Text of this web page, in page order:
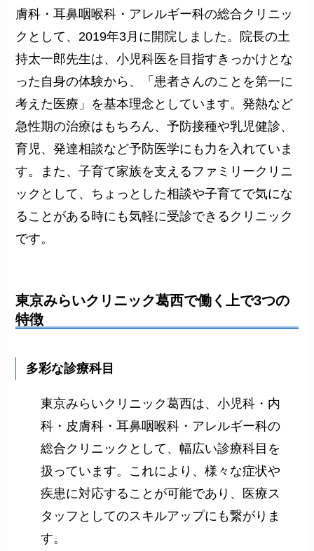
膚科・耳鼻咽喉科・アレルギー科の総合クリニッ
クとして、2019年3月に開院しました。院長の土
持太一郎先生は、小児科医を目指すきっかけとな
った自身の体験から、「患者さんのことを第一に
考えた医療」を基本理念としています。発熱など
急性期の治療はもちろん、予防接種や乳児健診、
育児、発達相談など予防医学にも力を入れていま
す。また、子育て家族を支えるファミリークリニ
ックとして、ちょっとした相談や子育てで気にな
ることがある時にも気軽に受診できるクリニック
です。
東京みらいクリニック葛西で働く上で3つの
特徴
多彩な診療科目
東京みらいクリニック葛西は、小児科・内
科・皮膚科・耳鼻咽喉科・アレルギー科の
総合クリニックとして、幅広い診療科目を
扱っています。これにより、様々な症状や
疾患に対応することが可能であり、医療ス
タッフとしてのスキルアップにも繋がりま
す。